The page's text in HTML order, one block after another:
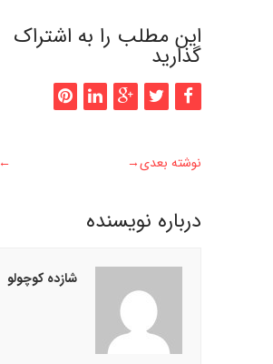
این مطلب را به اشتراک
گذارید
← نوشته بعدی→
درباره نويسنده
شازده کوچولو